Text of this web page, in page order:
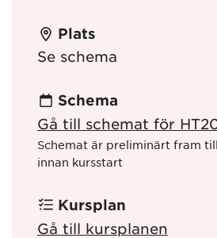
Plats
Se schema
Schema
Gå till schemat för
Schemat är preliminärt fram
innan kursstart
Kursplan
Gå till kursplanen